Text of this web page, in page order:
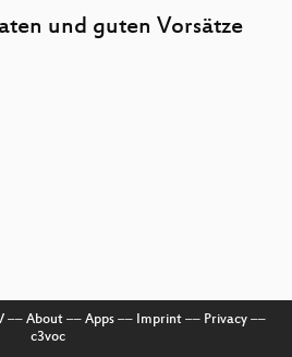
und guten Vorsätze
–– About–– Apps–– Imprint–– Privacy––
c3voc